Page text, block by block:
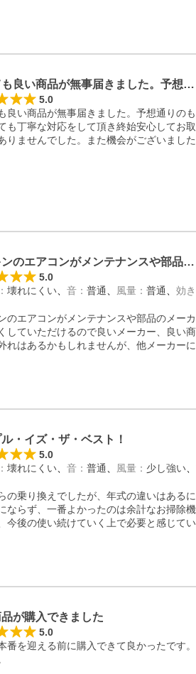
も良い商品が無事届きました。予想…
5.0
良い商品が無事届きました。予想通りの
も丁寧な対応をして頂き終始安心してお
りませんでした。また機会がございまし
ンのエアコンがメンテナンスや部品…
5.0
： 壊れにくい 音 ： 普通 風量 ： 普通 効き
のエアコンがメンテナンスや部品のメー
していただけるので良いメーカー、良い商
・イズ・ザ・ベスト！
5.0
： 壊れにくい 音 ： 普通 風量 ： 少し強い
の乗り換えでしたが、年式の違いはある
ならず、一番よかったのは余計なお掃除
今後の使い続けていく上で必要と感じてい
品が購入できました
5.0
番を迎える前に購入できて良かったです